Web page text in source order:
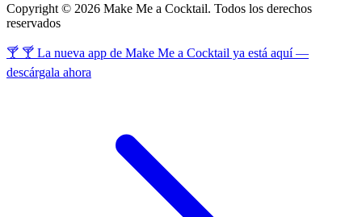
Copyright © 2026 Make Me a Cocktail. Todos los derechos
reservados
🍸 🍸 La nueva app de Make Me a Cocktail ya está aquí —
descárgala ahora